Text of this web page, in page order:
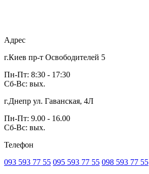
Адрес
г.Киев пр-т Освободителей 5
Пн-Пт: 8:30 - 17:30
Сб-Вс: вых.
г.Днепр ул. Гаванская, 4Л
Пн-Пт: 9.00 - 16.00
Сб-Вс: вых.
Телефон
093 593 77 55 095 593 77 55 098 593 77 55